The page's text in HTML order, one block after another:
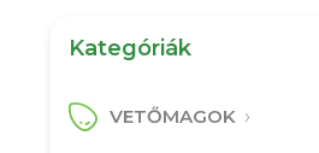
Kategóriák
VETŐMAGOK